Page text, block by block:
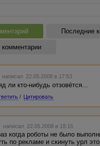
Последние
комментарии
написал 22.05.2008 в 17:53
ли кто-нибудь отзовётся...
/ Цитировать
написал 22.05.2008 в 18:16
когда роботы не было
по рекламе и скинуть урл